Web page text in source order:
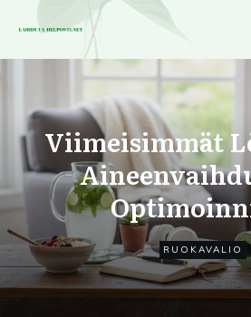
Viimeisimmät
RUOKAVALIO